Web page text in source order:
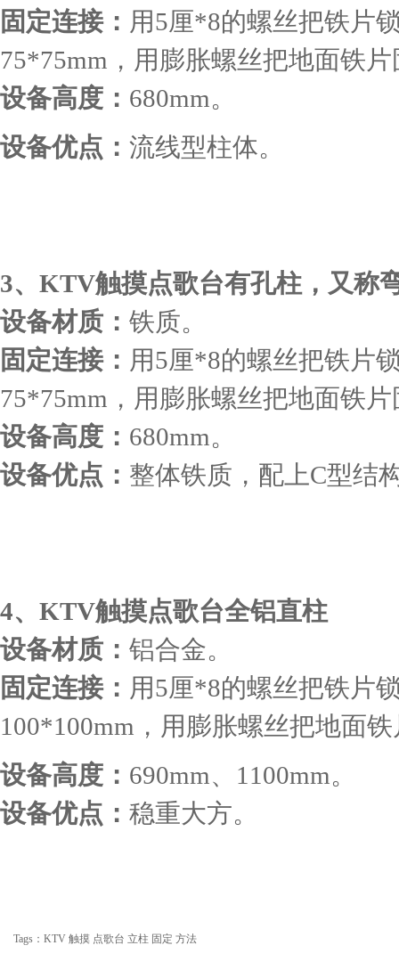
固定连接： 用5厘*8的螺丝把铁片
75*75mm，用膨胀螺丝把地面铁
设备高度： 680mm。
设备优点： 流线型柱体。
3、KTV触摸点歌台有孔柱，又称
设备材质： 铁质。
固定连接： 用5厘*8的螺丝把铁片
75*75mm，用膨胀螺丝把地面铁
设备高度： 680mm。
设备优点： 整体铁质，配上C型结
4、KTV触摸点歌台全铝直柱
设备材质： 铝合金。
固定连接： 用5厘*8的螺丝把铁片
100*100mm，用膨胀螺丝把地面
设备高度： 690mm、1100mm。
设备优点： 稳重大方。
Tags： KTV 触摸 点歌台 立柱 固定 方法